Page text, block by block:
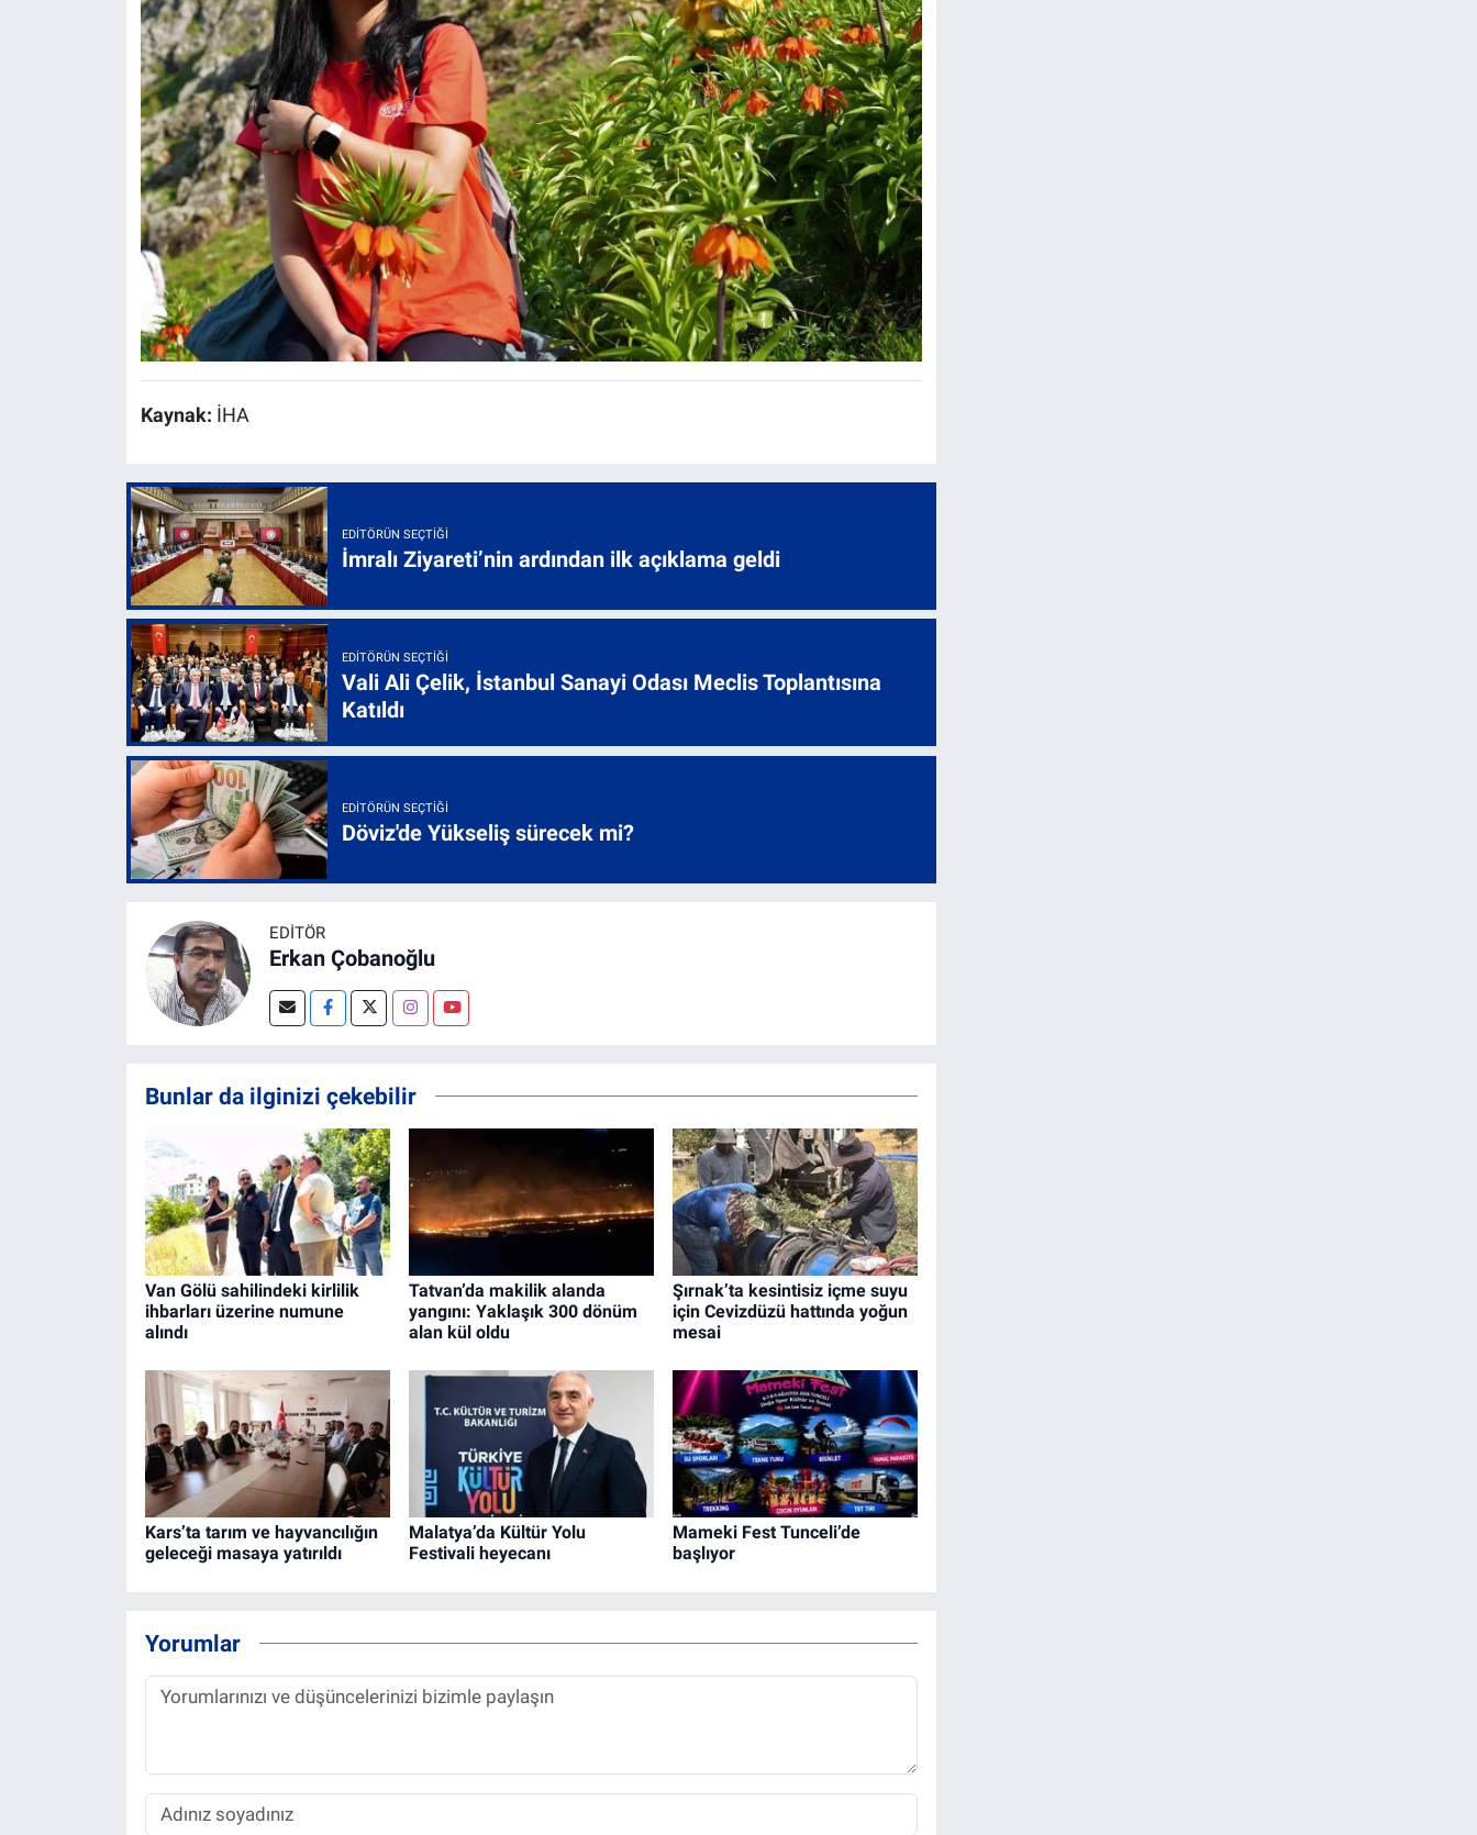
Kaynak: İHA
EDITÖRÜN SEÇTIĞI
İmralı Ziyareti’nin ardından ilk açıklama geldi
EDITÖRÜN SEÇTIĞI
Vali Ali Çelik, İstanbul Sanayi Odası Meclis Toplantısına
Katıldı
EDITÖRÜN SEÇTIĞI
Döviz'de Yükseliş sürecek mi?
EDITÖR
Erkan Çobanoğlu
Bunlar da ilginizi çekebilir
Van Gölü sahilindeki kirlilik
ihbarları üzerine numune
alındı
Tatvan’da makilik alanda
yangını: Yaklaşık 300 dönüm
alan kül oldu
Şırnak’ta kesintisiz içme suyu
için Cevizdüzü hattında yoğun
mesai
Kars’ta tarım ve hayvancılığın
geleceği masaya yatırıldı
Malatya’da Kültür Yolu
Festivali heyecanı
Mameki Fest Tunceli’de
başlıyor
Yorumlar